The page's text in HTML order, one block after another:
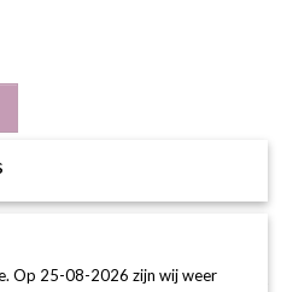
18k 750 geel goud
Op 25-08-2026 zijn wij weer